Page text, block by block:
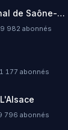
Le Journal de Saône-et-Loire
982 abonnés
177 abonnés
796 abonnés